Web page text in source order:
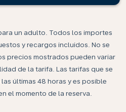
un adulto. Todos los importes
y recargos incluidos. No se
precios mostrados pueden variar
de la tarifa. Las tarifas que se
últimas 48 horas y es posible
el momento de la reserva.